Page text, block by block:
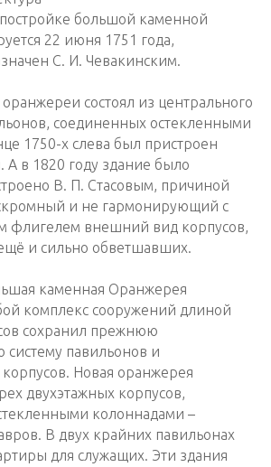
большой каменной
22 июня 1751 года,
С. И. Чевакинским.
состоял из центрального
соединенных остекленными
1750-х слева был пристроен
А в 1820 году здание было
В. П. Стасовым, причиной
и не гармонирующий с
флигелем внешний вид корпусов,
и сильно обветшавших.
каменная Оранжерея
комплекс сооружений длиной
сохранил прежнюю
павильонов и
Новая оранжерея
двухэтажных корпусов,
колоннадами –
В двух крайних павильонах
для служащих. Эти здания